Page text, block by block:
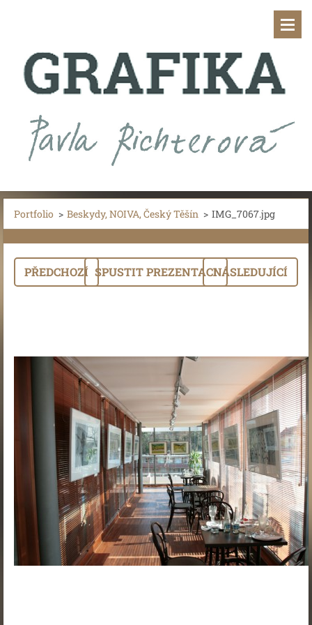
Portfolio > Beskydy, NOIVA, Český Těšín > IMG_7067.jpg
PŘEDCHOZÍ SPUSTIT PREZENTACINÁSLEDUJÍCÍ